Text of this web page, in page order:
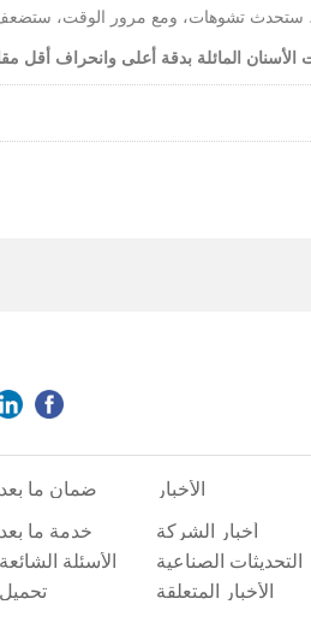
ستحدث تشوهات، ومع مرور الوقت، ستضعف
المائلة بدقة أعلى وانحراف أقل
الأخبار
أخبار الشركة
التحديثات الصناعية
الأخبار المتعلقة
ضمان ما بعد
خدمة ما بعد
البيع
الأسئلة الشائعة
تحميل